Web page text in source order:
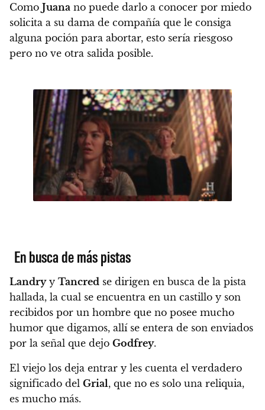
Como Juana no puede darlo a conocer por miedo
solicita a su dama de compañía que le consiga
alguna poción para abortar, esto sería riesgoso
pero no ve otra salida posible.
En busca de más pistas
Landryy Tancred se dirigen en busca de la pista
hallada, la cual se encuentra en un castillo y son
recibidos por un hombre que no posee mucho
humor que digamos, allí se entera de son enviados
por la señal que dejo Godfrey.
El viejo los deja entrar y les cuenta el verdadero
significado del Grial, que no es solo una reliquia,
es mucho más.